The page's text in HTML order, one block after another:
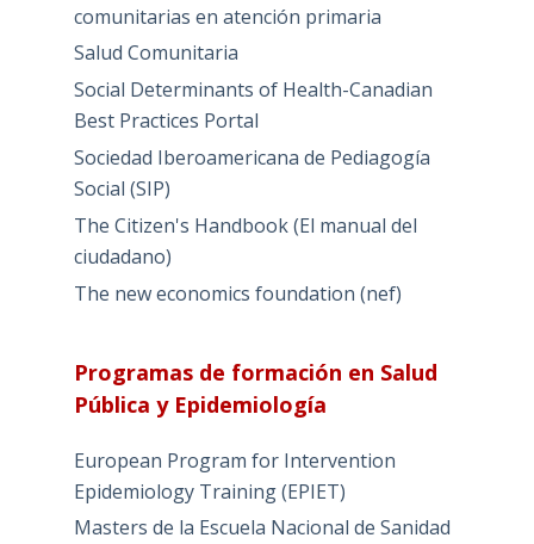
comunitarias en atención primaria
Salud Comunitaria
Social Determinants of Health-Canadian
Best Practices Portal
Sociedad Iberoamericana de Pediagogía
Social (SIP)
The Citizen's Handbook (El manual del
ciudadano)
The new economics foundation (nef)
Programas de formación en Salud
Pública y Epidemiología
European Program for Intervention
Epidemiology Training (EPIET)
Masters de la Escuela Nacional de Sanidad